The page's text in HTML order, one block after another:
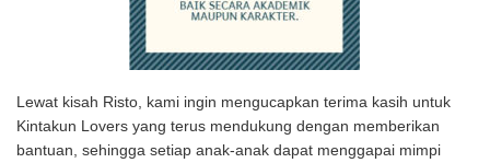
Lewat kisah Risto, kami ingin mengucapkan terima kasih untuk
Kintakun Lovers yang terus mendukung dengan memberikan
bantuan, sehingga setiap anak-anak dapat menggapai mimpi